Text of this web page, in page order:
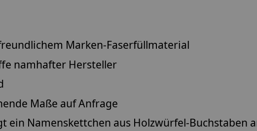
Marken-Faserfüllmaterial
namhafter Hersteller
Maße auf Anfrage
ein Namenskettchen aus Holzwürfel-Buchstaben